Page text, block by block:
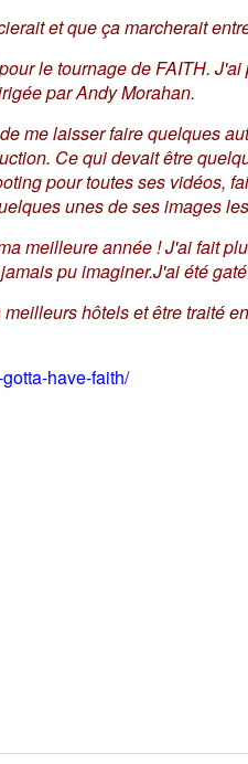
et que ça marcherait
le tournage de FAITH.
par Andy Morahan.
me laisser faire quelques
Ce qui devait être
pour toutes ses vidéos,
unes de ses images
meilleure année ! J'ai fait
pu imaginer.J'ai été
hôtels et être traité
have-faith/